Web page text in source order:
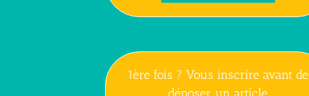
1ère fois ? Vous inscrire avant de